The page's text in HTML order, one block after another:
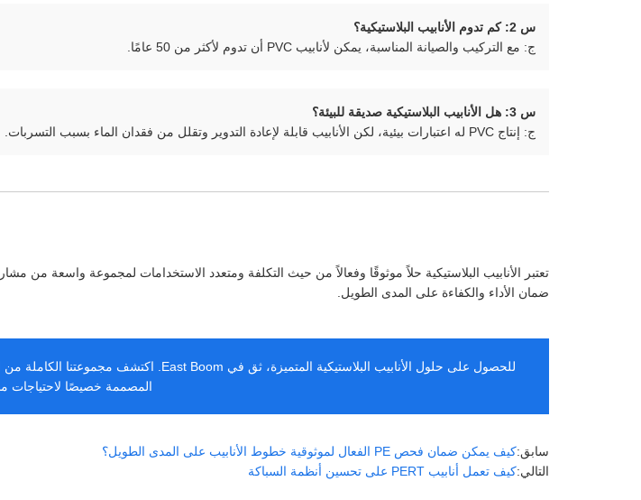
س 2: كم تدوم الأنابيب البلاستيكية؟
ج: مع التركيب والصيانة المناسبة، يمكن لأنابيب PVC أن تدوم لأكثر من 50 عامًا.
س 3: هل الأنابيب البلاستيكية صديقة للبيئة؟
ج: إنتاج PVC له اعتبارات بيئية، لكن الأنابيب قابلة لإعادة التدوير وتقلل من فقدان الماء بسبب التسربات.
تعتبر الأنابيب البلاستيكية حلاً موثوقًا وفعالاً من حيث التكلفة ومتعدد الاستخدامات لمجموعة واسعة من
ضمان الأداء والكفاءة على المدى الطويل.
للحصول على حلول الأنابيب البلاستيكية المتميزة، ثق في East Boom. اكتشف مجموعتنا الكاملة من المنتجات على
المصممة خصيصًا لاحتياجات
سابق:كيف يمكن ضمان فحص PE الفعال لموثوقية خطوط الأنابيب على المدى الطويل؟
التالي:كيف تعمل أنابيب PERT على تحسين أنظمة السباكة